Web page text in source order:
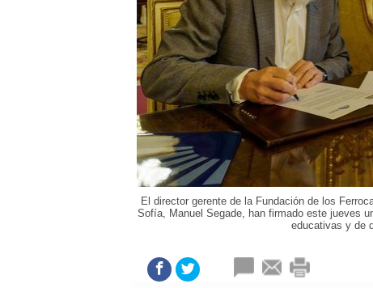
El director gerente de la Fundación de los
Sofía, Manuel Segade, han firmado este jueves
educativas y de